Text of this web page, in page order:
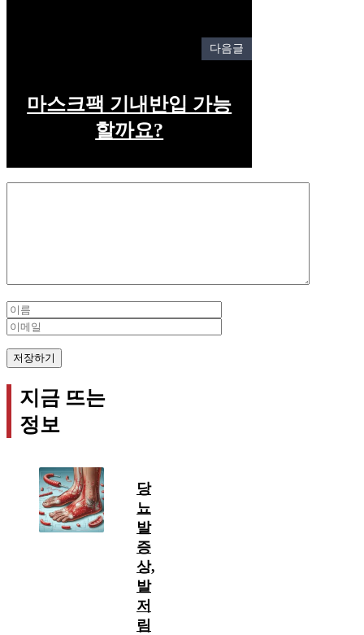
다음글
마스크팩 기내반입 가능
할까요?
Name
지금 뜨는
정보
당
뇨
발
증
상,
발
저
림